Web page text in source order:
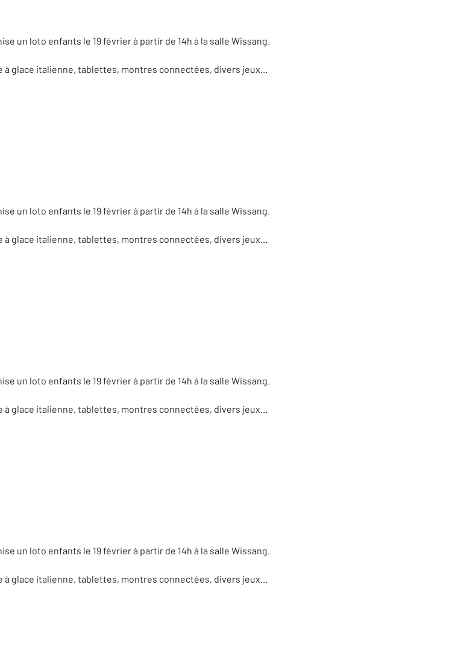
un loto enfants le 19 février à partir de 14h à la salle Wissang.
à glace italienne, tablettes, montres connectées, divers jeux...
un loto enfants le 19 février à partir de 14h à la salle Wissang.
à glace italienne, tablettes, montres connectées, divers jeux...
un loto enfants le 19 février à partir de 14h à la salle Wissang.
à glace italienne, tablettes, montres connectées, divers jeux...
un loto enfants le 19 février à partir de 14h à la salle Wissang.
à glace italienne, tablettes, montres connectées, divers jeux...